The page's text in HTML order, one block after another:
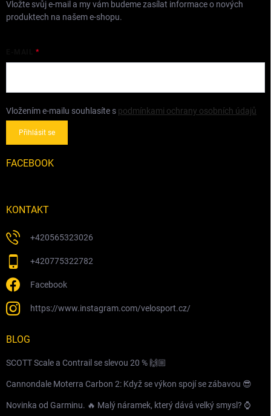
Vložte svůj e-mail a my vám budeme zasílat informace o nových
produktech na našem e-shopu.
Vložením e-mailu souhlasíte s podmínkami ochrany osobních údajů
Přihlásit se
FACEBOOK
KONTAKT
+420565323026
+420775322782
Facebook
https://www.instagram.com/velosport.cz/
BLOG
SCOTT Scale a Contrail se slevou 20 % 🙌🏼
Cannondale Moterra Carbon 2: Když se výkon spojí se zábavou 😎
Novinka od Garminu. 🔥 Malý náramek, který dává velký smysl? ⌚️